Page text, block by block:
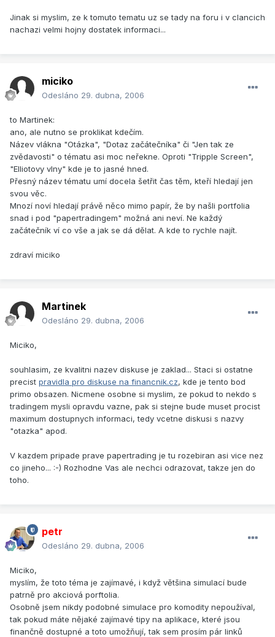
Jinak si myslim, ze k tomuto tematu uz se tady na foru i v clancich
nachazi velmi hojny dostatek informaci...
miciko
Odesláno 29. dubna, 2006
to Martinek:
ano, ale nutno se proklikat kdečím.
Název vlákna "Otázka", "Dotaz začátečníka" či "Jen tak ze
zvědavosti" o tématu asi moc neřekne. Oproti "Tripple Screen",
"Elliotovy vlny" kde je to jasné hned.
Přesný název tématu umí docela šetřit čas těm, kteří hledají jen
svou věc.
Mnozí noví hledají právě něco mimo papír, že by našli portfolia
snad i pod "papertradingem" možná ani neví. Ne každý
začátečník ví co vše a jak se dá dělat. A kde to rychle najít.
zdraví miciko
Martinek
Odesláno 29. dubna, 2006
Miciko,
souhlasim, ze kvalitni nazev diskuse je zaklad... Staci si ostatne
precist pravidla pro diskuse na financnik.cz, kde je tento bod
primo obsazen. Nicmene osobne si myslim, ze pokud to nekdo s
tradingem mysli opravdu vazne, pak si stejne bude muset procist
maximum dostupnych informaci, tedy vcetne diskusi s nazvy
"otazka" apod.
V kazdem pripade prave papertrading je tu rozebiran asi vice nez
co jineho... :-) Rozhodne Vas ale nechci odrazovat, takze jen do
toho.
petr
Odesláno 29. dubna, 2006
Miciko,
myslím, že toto téma je zajímavé, i když většina simulací bude
patrně pro akciová porftolia.
Osobně jsem nikdy podobné simulace pro komodity nepoužíval,
tak pokud máte nějaké zajímavé tipy na aplikace, které jsou
finančně dostupné a toto umožňují, tak sem prosím pár linků